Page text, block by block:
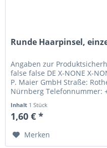
Runde Haarpinsel,
Angaben zur
false false DE X-NONE X-
P. Maier GmbH Straße:
Nürnberg Telefonnummer:
Inhalt 1 Stück
1,60 € *
Merken